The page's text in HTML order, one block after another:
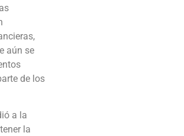
aún se
de los
a la
la